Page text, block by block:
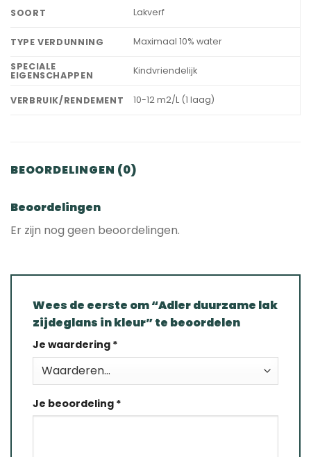
SOORT Lakverf
TYPE VERDUNNING Maximaal 10% water
SPECIALE
EIGENSCHAPPEN Kindvriendelijk
VERBRUIK/RENDEMENT 10-12 m2/L (1 laag)
BEOORDELINGEN (0)
Beoordelingen
Er zijn nog geen beoordelingen.
Wees de eerste om “Adler duurzame lak
zijdeglans in kleur” te beoordelen
Je waardering *
Je beoordeling *